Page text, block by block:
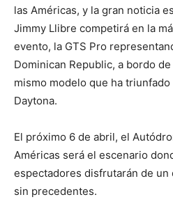
las Américas, y la gran noticia
Jimmy Llibre competirá en la
evento, la GTS Pro
Dominican Republic, a bordo
mismo modelo que ha
Daytona.
El próximo 6 de abril, el
Américas será el escenario
espectadores disfrutarán de
sin precedentes.